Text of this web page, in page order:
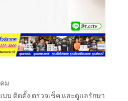
ม
บบ ติดตั้ง ตรวจเช็ค และดูแลรักษา